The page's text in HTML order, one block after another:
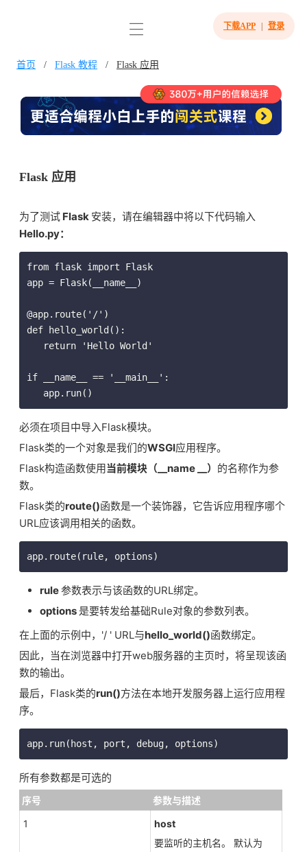
下载APP 登录
首页 / Flask 教程 / Flask 应用
Flask 应用
为了测试 Flask 安装，请在编辑器中将以下代码输入
Hello.py：
from flask import Flask
app = Flask(__name__)
@app.route('/')
def hello_world():
if __name__ == '__main__':
必须在项目中导入Flask模块。
Flask类的一个对象是我们的WSGI应用程序。
Flask构造函数使用当前模块（__name __） 的名称作为参
数。
Flask类的route()函数是一个装饰器，它告诉应用程序哪个
URL应该调用相关的函数。
rule参数表示与该函数的URL绑定。
options是要转发给基础Rule对象的参数列表。
在上面的示例中， '/ ' URL与hello_world()函数绑定。
因此，当在浏览器中打开web服务器的主页时，将呈现该函
数的输出。
最后，Flask类的run()方法在本地开发服务器上运行应用程
序。
所有参数都是可选的
序号
参数与描述
1
host
要监听的主机名。 默认为